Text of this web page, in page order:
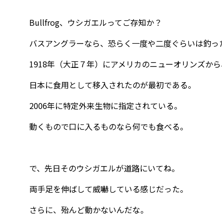
Bullfrog、ウシガエルってご存知か？
バスアングラーなら、恐らく一度や二度ぐらいは釣っ
1918年（大正７年）にアメリカのニューオリンズから
日本に食用として移入されたのが最初である。
2006年に特定外来生物に指定されている。
動くもので口に入るものなら何でも食べる。
で、先日そのウシガエルが道路にいてね。
両手足を伸ばして威嚇している感じだった。
さらに、殆んど動かないんだな。